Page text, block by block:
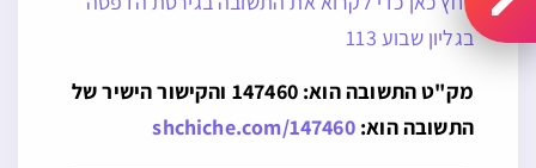
בגליון שבוע 113
מק"ט התשובה הוא: 147460 והקישור הישיר של
התשובה הוא:shchiche.com/147460